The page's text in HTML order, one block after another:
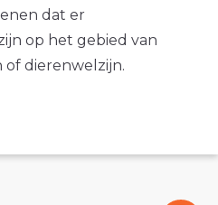
dat er
op het gebied van
of dierenwelzijn.